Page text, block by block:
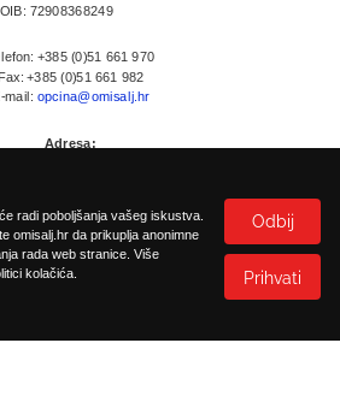
OIB: 72908368249
+385 (0)51 661 970
Fax: +385 (0)51 661 982
mail: opcina@omisalj.hr
Adresa:
Politika kolačića
©2026
radi poboljšanja vašeg iskustva.
omisalj.hr da prikuplja anonimne
rada web stranice. Više
kolačića.
Odbij
Prihvati